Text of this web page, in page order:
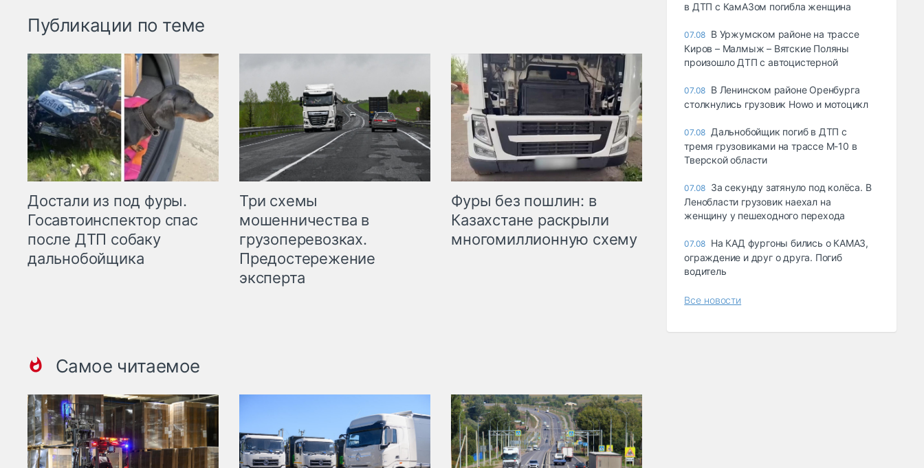
Публикации по теме
Достали из под фуры.
Госавтоинспектор спас
после ДТП собаку
дальнобойщика
Три схемы
мошенничества в
грузоперевозках.
Предостережение
эксперта
Фуры без пошлин: в
Казахстане раскрыли
многомиллионную схему
Самое читаемое
в ДТП с КамАЗом погибла женщина
07.08 В Уржумском районе на трассе
Киров – Малмыж – Вятские Поляны
произошло ДТП с автоцистерной
07.08 В Ленинском районе Оренбурга
столкнулись грузовик Howo и мотоцикл
07.08 Дальнобойщик погиб в ДТП с
тремя грузовиками на трассе М-10 в
Тверской области
07.08 За секунду затянуло под колёса. В
Ленобласти грузовик наехал на
женщину у пешеходного перехода
07.08 На КАД фургоны бились о КАМАЗ,
ограждение и друг о друга. Погиб
водитель
Все новости